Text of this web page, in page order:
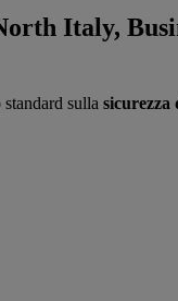
Italy,
standard sulla